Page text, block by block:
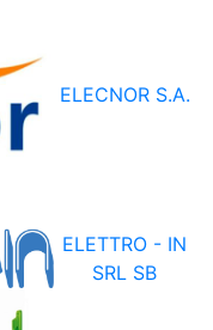
ELECNOR S.A.
ELETTRO - IN
SRL SB